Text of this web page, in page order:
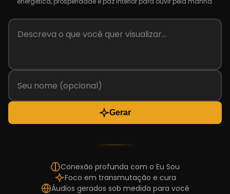
Gerar
Conexão profunda com o Eu Sou
Foco em transmutação e cura
Áudios gerados sob medida para você